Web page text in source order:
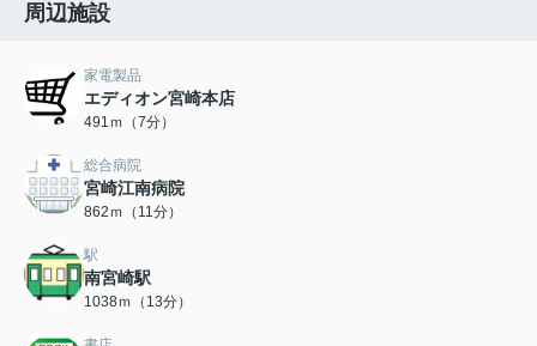
周辺施設
家電製品
エディオン宮崎本店
491ｍ（7分）
総合病院
宮崎江南病院
862ｍ（11分）
駅
南宮崎駅
1038ｍ（13分）